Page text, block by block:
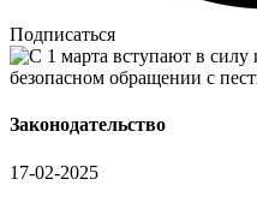
Подписаться
Законодательство
17-02-2025